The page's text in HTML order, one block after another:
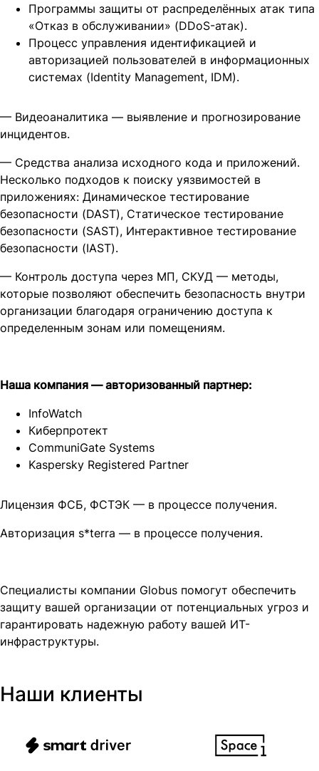
Программы защиты от распределённых атак типа
«Отказ в обслуживании» (DDoS-атак).
Процесс управления идентификацией и
авторизацией пользователей в информационных
системах (Identity Management, IDM).
— Видеоаналитика — выявление и прогнозирование
инцидентов.
— Средства анализа исходного кода и приложений.
Несколько подходов к поиску уязвимостей в
приложениях: Динамическое тестирование
безопасности (DAST), Статическое тестирование
безопасности (SAST), Интерактивное тестирование
безопасности (IAST).
— Контроль доступа через МП, СКУД — методы,
которые позволяют обеспечить безопасность внутри
организации благодаря ограничению доступа к
определенным зонам или помещениям.
Наша компания — авторизованный партнер:
InfoWatch
Киберпротект
CommuniGate Systems
Kaspersky Registered Partner
Лицензия ФСБ, ФСТЭК — в процессе получения.
Авторизация s*terra — в процессе получения.
Специалисты компании Globus помогут обеспечить
защиту вашей организации от потенциальных угроз и
гарантировать надежную работу вашей ИТ-
инфраструктуры.
Наши клиенты